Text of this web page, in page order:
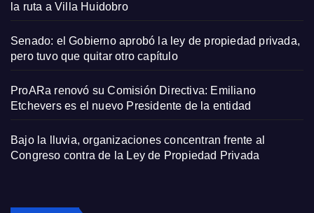
la ruta a Villa Huidobro
Senado: el Gobierno aprobó la ley de propiedad privada,
pero tuvo que quitar otro capítulo
ProARa renovó su Comisión Directiva: Emiliano
Etchevers es el nuevo Presidente de la entidad
Bajo la lluvia, organizaciones concentran frente al
Congreso contra de la Ley de Propiedad Privada